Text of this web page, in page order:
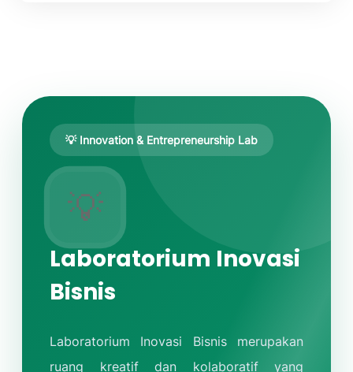
💡 Innovation & Entrepreneurship Lab
💡
Laboratorium Inovasi
Bisnis
Laboratorium Inovasi Bisnis merupakan
ruang kreatif dan kolaboratif yang